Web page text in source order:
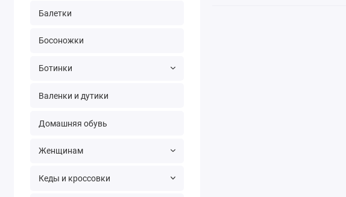
Балетки
Босоножки
Ботинки
Валенки и дутики
Домашняя обувь
Женщинам
Кеды и кроссовки